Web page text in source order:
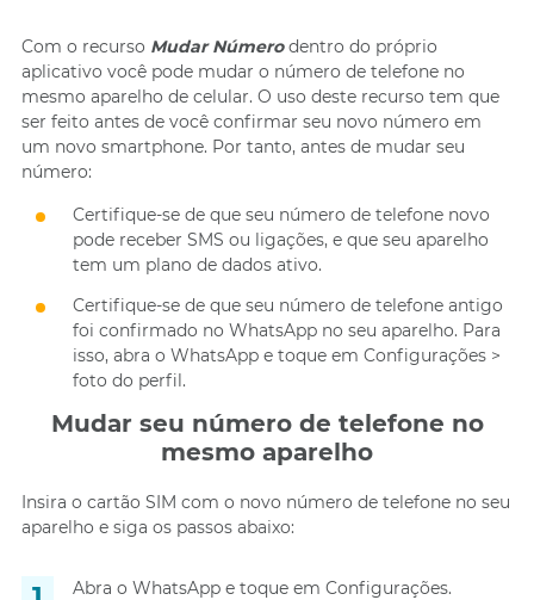
Com o recurso Mudar Númerodentro do próprio
aplicativo você pode mudar o número de telefone no
mesmo aparelho de celular. O uso deste recurso tem que
ser feito antes de você confirmar seu novo número em
um novo smartphone. Por tanto, antes de mudar seu
número:
Certifique-se de que seu número de telefone novo
pode receber SMS ou ligações, e que seu aparelho
tem um plano de dados ativo.
Certifique-se de que seu número de telefone antigo
foi confirmado no WhatsApp no seu aparelho. Para
isso, abra o WhatsApp e toque em Configurações >
foto do perfil.
Mudar seu número de telefone no
mesmo aparelho
Insira o cartão SIM com o novo número de telefone no seu
aparelho e siga os passos abaixo:
Abra o WhatsApp e toque em Configurações.